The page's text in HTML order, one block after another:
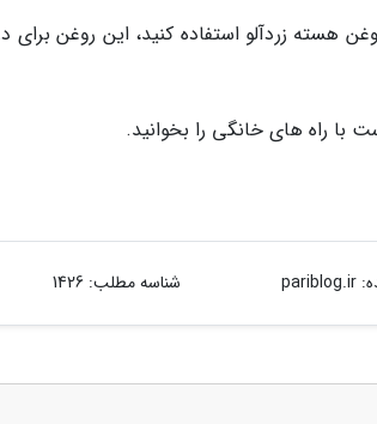
هسته زردآلو استفاده کنید، این روغن برای
با راه های خانگی را بخوانید.
pariblog.ir شناسه مطلب: 1426